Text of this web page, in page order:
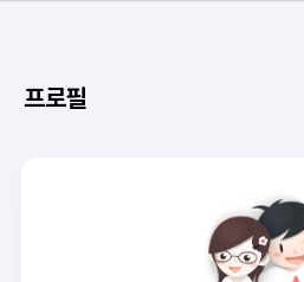
프로필